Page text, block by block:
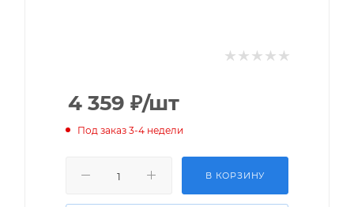
4 359 ₽/шт
Под заказ 3-4 недели
В КОРЗИНУ